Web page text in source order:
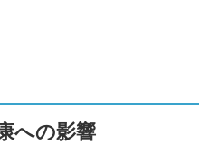
への影響